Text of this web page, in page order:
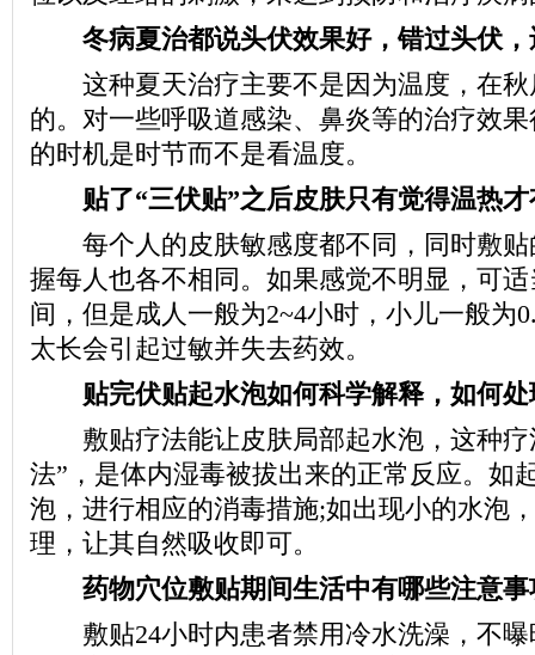
冬病夏治都说头伏效果好，错过头伏，
这种夏天治疗主要不是因为温度，在秋
的。对一些呼吸道感染、鼻炎等的治疗效
的时机是时节而不是看温度。
贴了“三伏贴”之后皮肤只有觉得温热才
每个人的皮肤敏感度都不同，同时敷贴
握每人也各不相同。如果感觉不明显，可
间，但是成人一般为2~4小时，小儿一般为
太长会引起过敏并失去药效。
贴完伏贴起水泡如何科学解释，如何处
敷贴疗法能让皮肤局部起水泡，这种疗
法”，是体内湿毒被拔出来的正常反应。如
泡，进行相应的消毒措施;如出现小的水泡
理，让其自然吸收即可。
药物穴位敷贴期间生活中有哪些注意事
敷贴24小时内患者禁用冷水洗澡，不曝